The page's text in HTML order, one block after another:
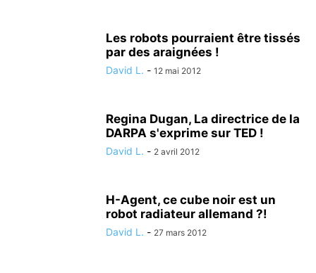
Les robots pourraient être tissés
par des araignées !
David L. - 12 mai 2012
Regina Dugan, La directrice de la
DARPA s'exprime sur TED !
David L. - 2 avril 2012
H-Agent, ce cube noir est un
robot radiateur allemand ?!
David L. - 27 mars 2012